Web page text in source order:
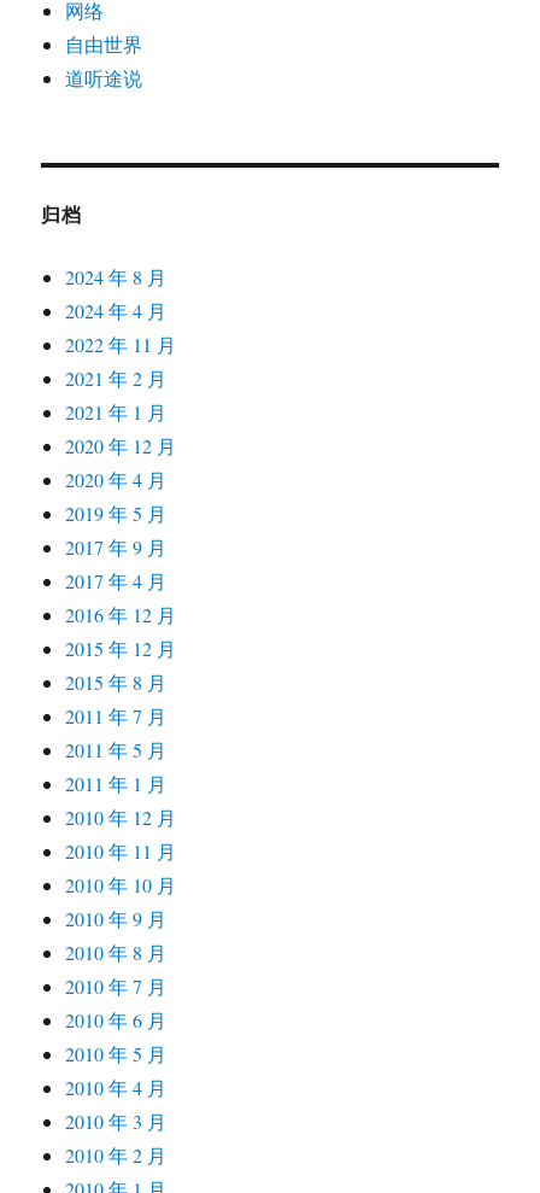
网络
自由世界
道听途说
归档
2024 年 8 月
2024 年 4 月
2022 年 11 月
2021 年 2 月
2021 年 1 月
2020 年 12 月
2020 年 4 月
2019 年 5 月
2017 年 9 月
2017 年 4 月
2016 年 12 月
2015 年 12 月
2015 年 8 月
2011 年 7 月
2011 年 5 月
2011 年 1 月
2010 年 12 月
2010 年 11 月
2010 年 10 月
2010 年 9 月
2010 年 8 月
2010 年 7 月
2010 年 6 月
2010 年 5 月
2010 年 4 月
2010 年 3 月
2010 年 2 月